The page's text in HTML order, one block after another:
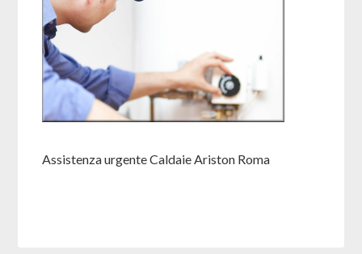
Assistenza urgente Caldaie Ariston Roma